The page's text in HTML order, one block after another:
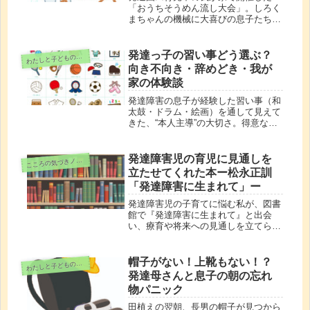
「おうちそうめん流し大会」。しろく
まちゃんの機械に大喜びの息子たち
わ
たしと子どもの時間
発達っ子の習い事どう選ぶ？
向き不向き・辞めどき・我が
家の体験談
発達障害の息子が経験した習い事（和
太鼓・ドラム・絵画）を通して見えて
きた、“本人主導”の大切さ。得意なこ
こ
ころの気づきノート
発達障害児の育児に見通しを
立たせてくれた本ー松永正訓
「発達障害に生まれて」ー
発達障害児の子育てに悩む私が、図書
館で『発達障害に生まれて』と出会
い、療育や将来への見通しを立てられ
わ
たしと子どもの時間
帽子がない！上靴もない！？
発達母さんと息子の朝の忘れ
物パニック
田植えの翌朝、長男の帽子が見つから